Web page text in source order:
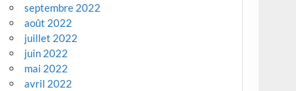
septembre 2022
août 2022
juillet 2022
juin 2022
mai 2022
avril 2022